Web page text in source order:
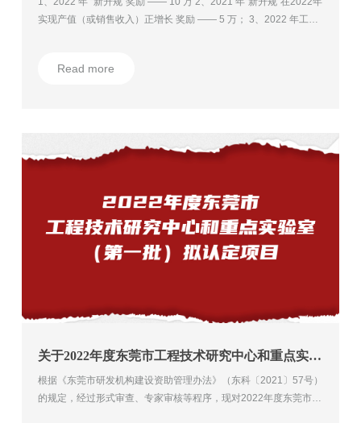
实现产值（或销售收入）正增长 奖励 —— 5 万； 3、2022 年工业
励 —— 5000 万（按 20% 资助）；
Read more
关于2022年度东莞市工程技术研究中心和重点实验室（第一批）拟认定项目的公示
根据《东莞市研发机构建设资助管理办法》（东科〔2021〕57号）
的规定，经过形式审查、专家审核等程序，现对2022年度东莞市工